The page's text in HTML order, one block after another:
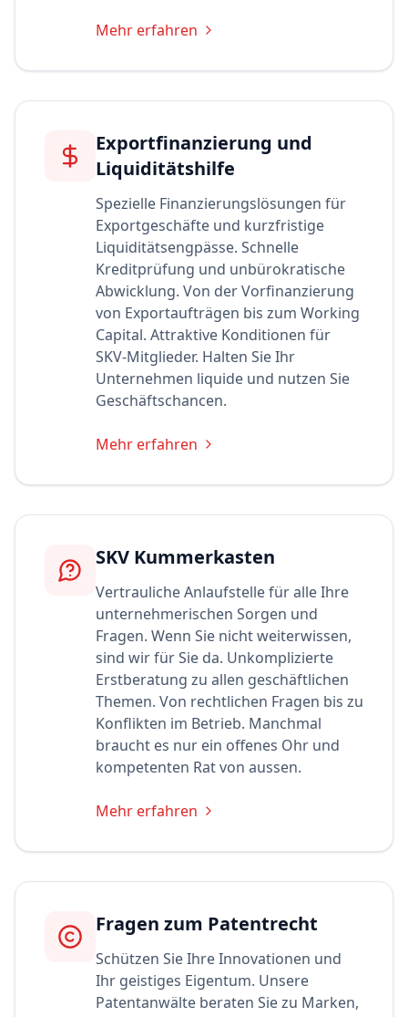
Mehr erfahren
Exportfinanzierung und
Liquiditätshilfe
Spezielle Finanzierungslösungen für
Exportgeschäfte und kurzfristige
Liquiditätsengpässe. Schnelle
Kreditprüfung und unbürokratische
Abwicklung. Von der Vorfinanzierung
von Exportaufträgen bis zum Working
Capital. Attraktive Konditionen für
SKV-Mitglieder. Halten Sie Ihr
Unternehmen liquide und nutzen Sie
Geschäftschancen.
Mehr erfahren
SKV Kummerkasten
Vertrauliche Anlaufstelle für alle Ihre
unternehmerischen Sorgen und
Fragen. Wenn Sie nicht weiterwissen,
sind wir für Sie da. Unkomplizierte
Erstberatung zu allen geschäftlichen
Themen. Von rechtlichen Fragen bis zu
Konflikten im Betrieb. Manchmal
braucht es nur ein offenes Ohr und
kompetenten Rat von aussen.
Mehr erfahren
Fragen zum Patentrecht
Schützen Sie Ihre Innovationen und
Ihr geistiges Eigentum. Unsere
Patentanwälte beraten Sie zu Marken,